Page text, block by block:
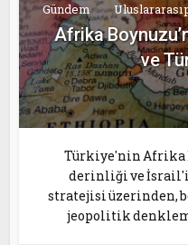
Gündem
Afrika
ve
Türkiye'nin Afrika
derinliği ve
stratejisi üzerinden,
jeopolitik